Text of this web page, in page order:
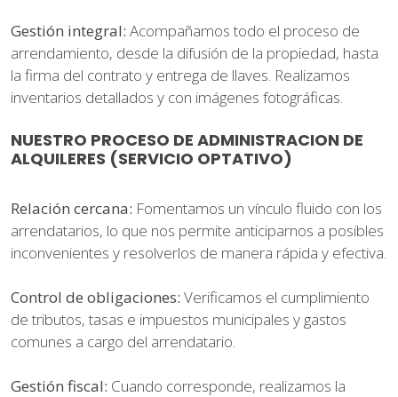
Gestión integral: Acompañamos todo el proceso de
arrendamiento, desde la difusión de la propiedad, hasta
la firma del contrato y entrega de llaves. Realizamos
inventarios detallados y con imágenes fotográficas.
NUESTRO PROCESO DE ADMINISTRACION DE
ALQUILERES (SERVICIO OPTATIVO)
Relación cercana: Fomentamos un vínculo fluido con los
arrendatarios, lo que nos permite anticiparnos a posibles
inconvenientes y resolverlos de manera rápida y efectiva.
Control de obligaciones: Verificamos el cumplimiento
de tributos, tasas e impuestos municipales y gastos
comunes a cargo del arrendatario.
Gestión fiscal: Cuando corresponde, realizamos la